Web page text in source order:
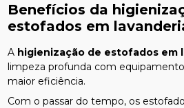
Benefícios da
estofados em
A higienização de estofados em
limpeza profunda com
maior eficiência.
Com o passar do tempo, os